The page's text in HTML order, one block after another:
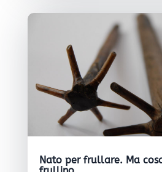
Nato per frullare. Ma